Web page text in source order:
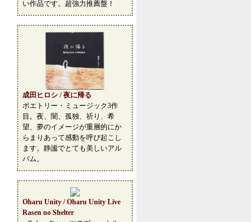
い作品です。超強力推薦盤！
成田ヒロシ / 夜に帰る
ポエトリー・ミュージック3作
目。夜、闇、孤独、祈り、希
望、夢のイメージが重層的にか
らまりあって感動を呼び起こし
ます。静謐でとても美しいアル
バム。
Oharu Unity / Oharu Unity Live
Rasen no Shelter